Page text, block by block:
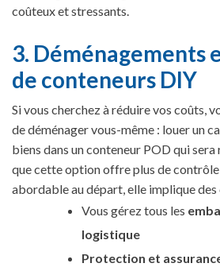
coûteux et stressants.
3. Déménagements
de conteneurs DIY
Si vous cherchez à réduire vos coûts,
de déménager vous-même : louer un
biens dans un conteneur POD qui
que cette option offre plus de
abordable au départ, elle implique
Vous gérez tous les
logistique
Protection et